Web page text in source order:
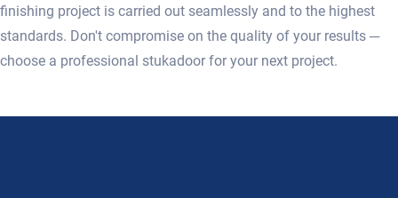
finishing project is carried out seamlessly and to the highest
standards.​ Don't compromise on the quality of your results ─
choose a professional stukadoor for your next project.​